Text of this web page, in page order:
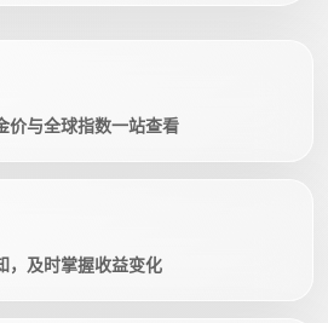
价与全球指数一站查看
，及时掌握收益变化